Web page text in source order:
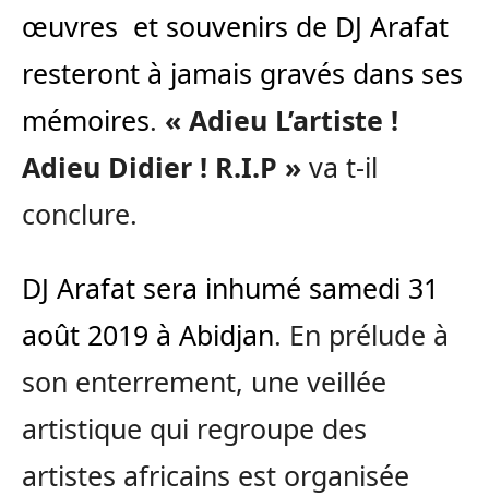
œuvres et souvenirs de DJ Arafat
resteront à jamais gravés dans ses
mémoires. « Adieu L’artiste !
Adieu Didier ! R.I.P » va t-il
conclure.
DJ Arafat sera inhumé samedi 31
août 2019 à Abidjan. En prélude à
son enterrement, une veillée
artistique qui regroupe des
artistes africains est organisée